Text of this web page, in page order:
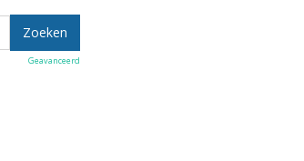
Geavanceerd